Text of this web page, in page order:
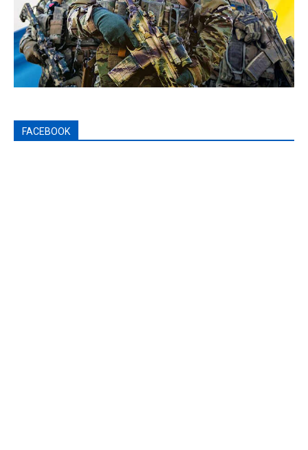
FACEBOOK